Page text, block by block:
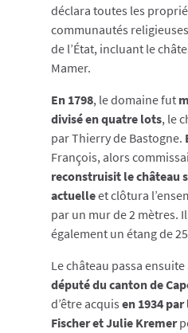
déclara toutes les
communautés
de l’État, incluant le
Mamer.
En 1798, le domaine fut
divisé en quatre lots, le
par Thierry de Bastogne.
François, alors
reconstruisit le château
actuelleet clôtura
par un mur de 2 mètres.
également un étang de
Le château passa ensuite
député du canton de
d’être acquis en 1934
Fischer et Julie Kremer